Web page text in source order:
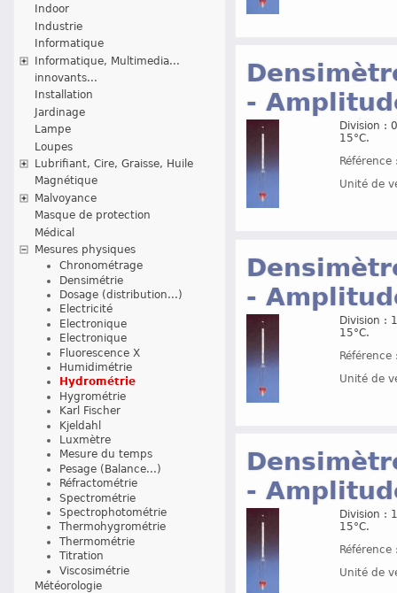
Indoor
Industrie
Informatique
Informatique, Multimedia...
innovants...
Installation
Jardinage
Lampe
Loupes
Lubrifiant, Cire, Graisse, Huile
Magnétique
Malvoyance
Masque de protection
Médical
Mesures physiques
Chronométrage
Densimétrie
Dosage (distribution...)
Electricité
Electronique
Electronique
Fluorescence X
Humidimétrie
Hydrométrie
Hygrométrie
Karl Fischer
Kjeldahl
Luxmètre
Mesure du temps
Pesage (Balance...)
Réfractométrie
Spectrométrie
Spectrophotométrie
Thermohygrométrie
Thermométrie
Titration
Viscosimétrie
Météorologie
-
Division :
15°C.
Unité de
-
Division :
15°C.
Unité de
-
Division :
15°C.
Unité de